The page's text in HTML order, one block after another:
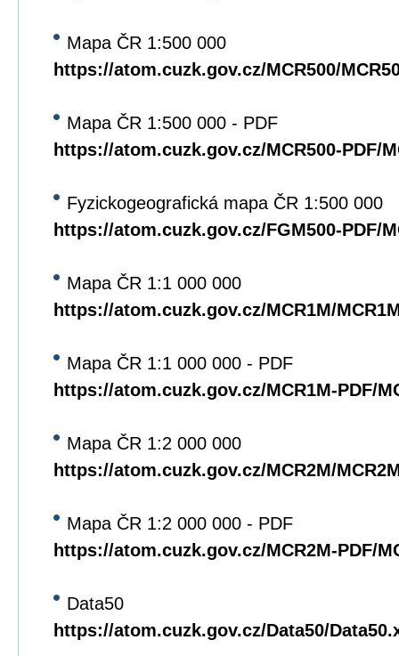
Mapa ČR 1:500 000
https://atom.cuzk.gov.cz/MCR500/
Mapa ČR 1:500 000 - PDF
https://atom.cuzk.gov.cz/MCR500-PDF/
Fyzickogeografická mapa ČR 1:500 000
https://atom.cuzk.gov.cz/FGM500-PDF/
Mapa ČR 1:1 000 000
https://atom.cuzk.gov.cz/MCR1M/
Mapa ČR 1:1 000 000 - PDF
https://atom.cuzk.gov.cz/MCR1M-PDF/
Mapa ČR 1:2 000 000
https://atom.cuzk.gov.cz/MCR2M/
Mapa ČR 1:2 000 000 - PDF
https://atom.cuzk.gov.cz/MCR2M-PDF/
Data50
https://atom.cuzk.gov.cz/Data50/